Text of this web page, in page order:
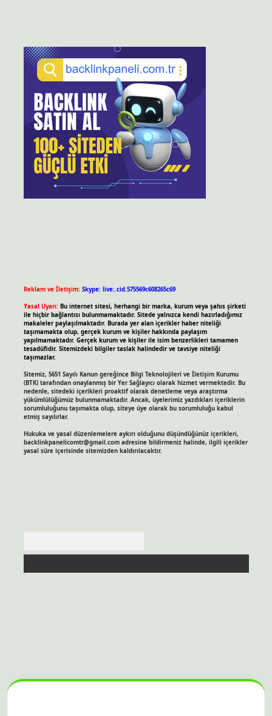
Reklam ve İletişim: Skype: live:.cid.575569c608265c69
Yasal Uyarı: Bu internet sitesi, herhangi bir marka, kurum veya şahıs şirketi
ile hiçbir bağlantısı bulunmamaktadır. Sitede yalnızca kendi hazırladığımız
makaleler paylaşılmaktadır. Burada yer alan içerikler haber niteliği
taşımamakta olup, gerçek kurum ve kişiler hakkında paylaşım
yapılmamaktadır. Gerçek kurum ve kişiler ile isim benzerlikleri tamamen
tesadüfidir. Sitemizdeki bilgiler taslak halindedir ve tavsiye niteliği
taşımazlar.
Sitemiz, 5651 Sayılı Kanun gereğince Bilgi Teknolojileri ve İletişim Kurumu
(BTK) tarafından onaylanmış bir Yer Sağlayıcı olarak hizmet vermektedir. Bu
nedenle, sitedeki içerikleri proaktif olarak denetleme veya araştırma
yükümlülüğümüz bulunmamaktadır. Ancak, üyelerimiz yazdıkları içeriklerin
sorumluluğunu taşımakta olup, siteye üye olarak bu sorumluluğu kabul
etmiş sayılırlar.
Hukuka ve yasal düzenlemelere aykırı olduğunu düşündüğünüz içerikleri,
backlinkpanelicomtr@gmail.comadresine bildirmeniz halinde, ilgili içerikler
yasal süre içerisinde sitemizden kaldırılacaktır.